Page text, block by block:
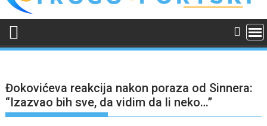
Đokovićeva reakcija nakon poraza od Sinnera:
“Izazvao bih sve, da vidim da li neko…”